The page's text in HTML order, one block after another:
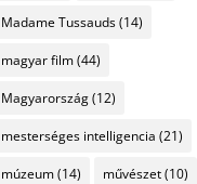
Madame Tussauds(14)
magyar film(44)
Magyarország(12)
mesterséges intelligencia (21)
múzeum(14) művészet(10)